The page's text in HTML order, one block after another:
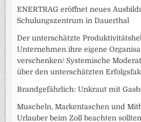
ENERTRAG eröffnet neues
Schulungszentrum in Dauerthal
Der unterschätzte
Unternehmen ihre eigene
verschenken/ Systemische
über den unterschätzten
Brandgefährlich: Unkraut mit
Muscheln, Markentaschen und
Urlauber beim Zoll beachten sollten